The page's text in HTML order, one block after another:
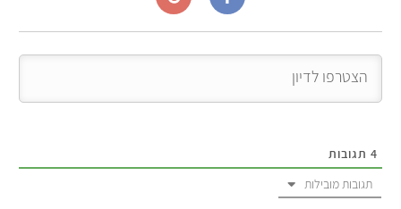
4 תגובות
תגובות מובילות